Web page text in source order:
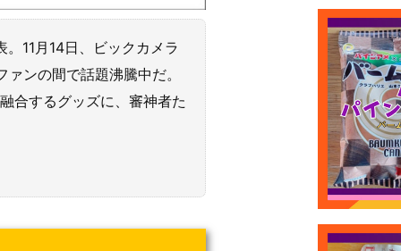
11月14日、ビックカメラ
ンの間で話題沸騰中だ。
合するグッズに、審神者た